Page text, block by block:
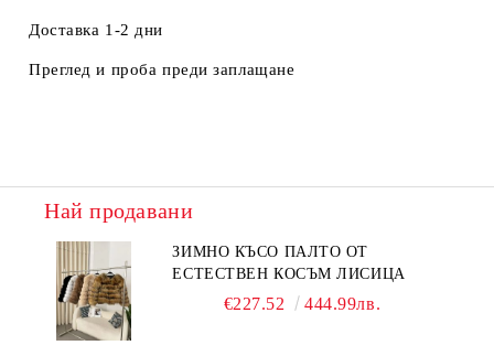
Доставка 1-2 дни
Преглед и проба преди заплащане
Най продавани
ЗИМНО КЪСО ПАЛТО ОТ
ЕСТЕСТВЕН КОСЪМ ЛИСИЦА
€227.52 444.99лв.